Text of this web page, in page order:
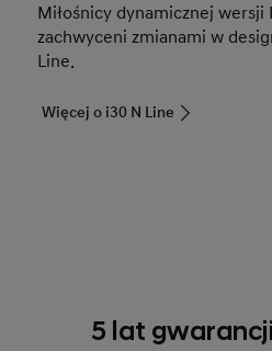
Miłośnicy dynamicznej wersji
zachwyceni zmianami w
Line.
Więcej o i30 N Line
5 lat